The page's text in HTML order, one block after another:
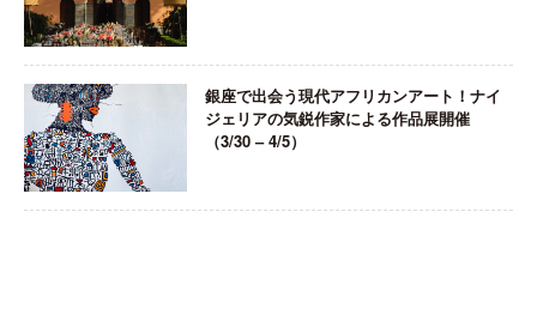
銀座で出会う現代アフリカンアート！ナイ
ジェリアの気鋭作家による作品展開催
（3/30 – 4/5）